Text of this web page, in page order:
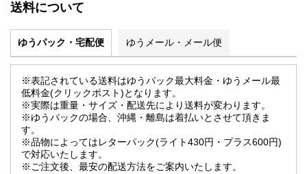
送料について
ゆうパック・宅配便 ゆうメール・メール便
※表記されている送料はゆうパック最大料金・ゆうメール最
低料金(クリックポスト)となります。
※実際は重量・サイズ・配送先により送料が変わります。
※ゆうパックの場合、沖縄・離島は着払いとさせて頂きま
す。
※品物によってはレターパック(ライト430円・プラス600円)
で対応いたします。
※ご注文後、最安の配送方法をご案内いたします。